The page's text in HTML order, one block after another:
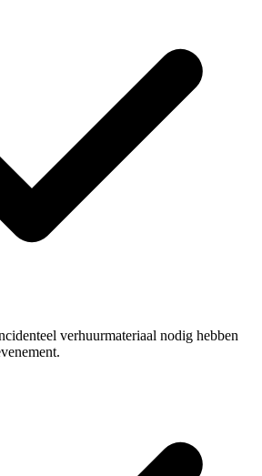
verhuurmateriaal nodig hebben